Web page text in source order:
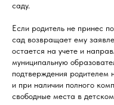
саду.
Если родитель не принес
сад возвращает ему
остается на учете и
муниципальную
подтверждения родителем
и при наличии полного
свободные места в